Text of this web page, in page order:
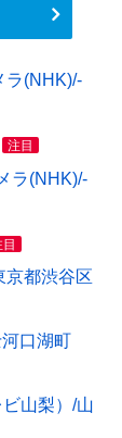
ラ(NHK)/-
注目
ラ(NHK)/-
目
京都渋谷区
口湖町
山梨）/山